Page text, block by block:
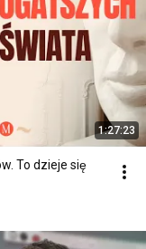
1:27:23
To dzieje się